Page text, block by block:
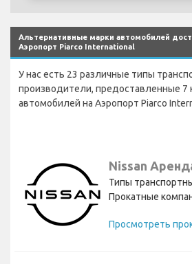
Альтернативные марки автомобилей
Аэропорт Piarco International
У нас есть 23 различные типы
производители, предоставленные 7
автомобилей на Аэропорт Piarco
Nissan
Типы
Прокатные